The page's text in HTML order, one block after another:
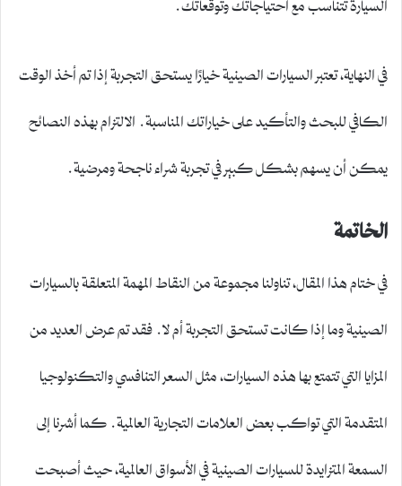
في النهاية، تعتبر السيارات الصينية خيارًا يستحق التجربة إذا تم أخذ الوقت
الكافي للبحث والتأكيد على خياراتك المناسبة. الالتزام بهذه النصائح
يمكن أن يسهم بشكل كبير في تجربة شراء ناجحة ومرضية.
الخاتمة
في ختام هذا المقال، تناولنا مجموعة من النقاط المهمة المتعلقة بالسيارات
الصينية وما إذا كانت تستحق التجربة أم لا. فقد تم عرض العديد من
المزايا التي تتمتع بها هذه السيارات، مثل السعر التنافسي والتكنولوجيا
المتقدمة التي تواكب بعض العلامات التجارية العالمية. كما أشرنا إلى
السمعة المتزايدة للسيارات الصينية في الأسواق العالمية، حيث أصبحت